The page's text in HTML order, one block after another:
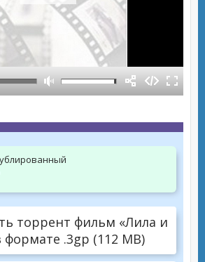
торрент фильм «Лила и
формате .3gp (112 MB)